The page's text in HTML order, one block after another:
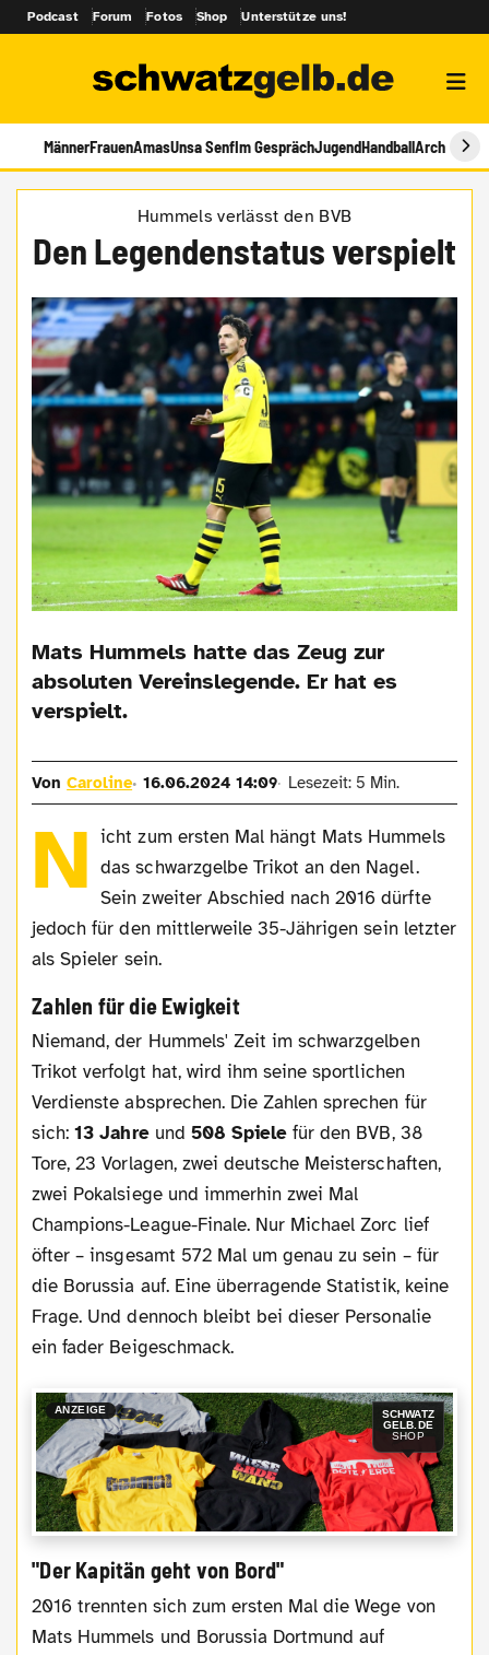
Podcast Forum Fotos Shop Unterstütze uns!
MännerFrauenAmasUnsa SenfIm GesprächJugendHandballArchiv
Hummels verlässt den BVB
Den Legendenstatus verspielt
Mats Hummels hatte das Zeug zur
absoluten Vereinslegende. Er hat es
verspielt.
VonCaroline 16.06.2024 14:09 Lesezeit: 5 Min.
N icht zum ersten Mal hängt Mats Hummels
das schwarzgelbe Trikot an den Nagel.
Sein zweiter Abschied nach 2016 dürfte
jedoch für den mittlerweile 35-Jährigen sein letzter
als Spieler sein.
Zahlen für die Ewigkeit
Niemand, der Hummels' Zeit im schwarzgelben
Trikot verfolgt hat, wird ihm seine sportlichen
Verdienste absprechen. Die Zahlen sprechen für
sich:13 Jahreund 508 Spiele für den BVB, 38
Tore, 23 Vorlagen, zwei deutsche Meisterschaften,
zwei Pokalsiege und immerhin zwei Mal
Champions-League-Finale. Nur Michael Zorc lief
öfter – insgesamt 572 Mal um genau zu sein – für
die Borussia auf. Eine überragende Statistik, keine
Frage. Und dennoch bleibt bei dieser Personalie
ein fader Beigeschmack.
ANZEIGE
SCHWATZ
GELB.DE
SHOP
"Der Kapitän geht von Bord"
2016 trennten sich zum ersten Mal die Wege von
Mats Hummels und Borussia Dortmund auf